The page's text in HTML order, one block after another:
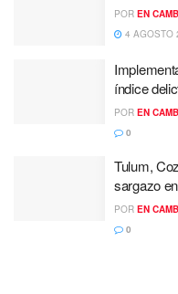
POR EN
4 AGOSTO
índice
POR EN
0
Tulum,
sargazo
POR EN
0